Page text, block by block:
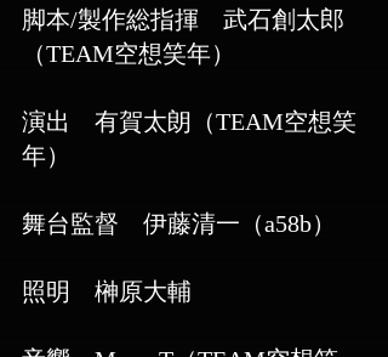
脚本/製作総指揮　武石創太郎
（TEAM空想笑年）
演出　有賀太朗（TEAM空想笑
年）
舞台監督　伊藤清一（a58b）
照明　榊原大輔